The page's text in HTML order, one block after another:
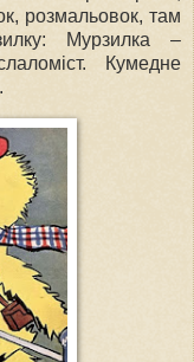
розмальовок, там
Мурзилка –
Кумедне